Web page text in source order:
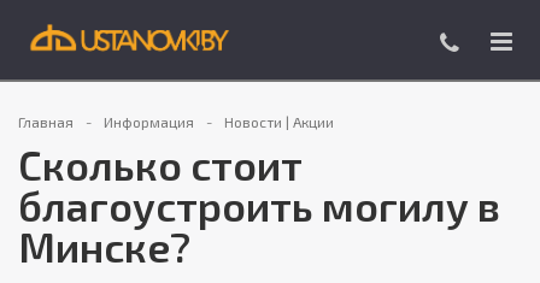
Главная Информация Новости | Акции
Сколько стоит
благоустроить могилу в
Минске?